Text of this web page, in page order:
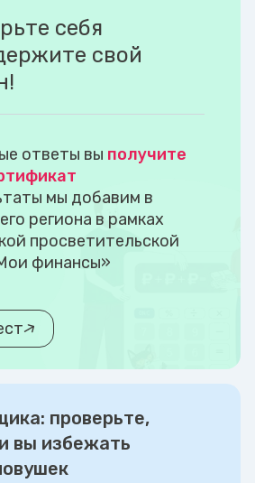
себя
свой
ответы вы получите
мы добавим в
региона в рамках
просветительской
финансы»
проверьте,
вы избежать